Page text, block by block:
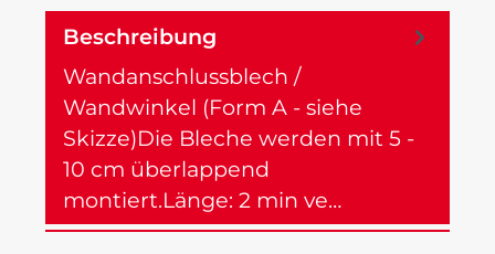
Beschreibung
Wandanschlussblech /
Wandwinkel (Form A - siehe
Skizze)Die Bleche werden mit 5 -
10 cm überlappend
montiert.Länge: 2 min ve…